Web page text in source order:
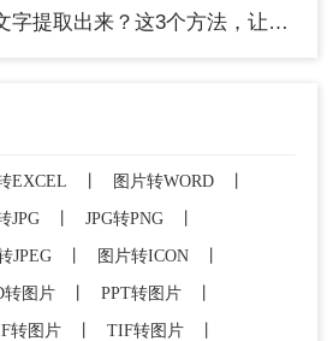
的图片发送到与自己的聊天框
出来？这3个方法，让你事半功倍！
EXCEL 图片转WORD
JPG JPG转PNG
JPEG 图片转ICON
转图片 PPT转图片
转图片 TIF转图片